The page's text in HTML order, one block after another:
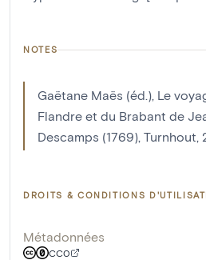
NOTES
Gaëtane Maës (éd.), Le
Flandre et du Brabant de
Descamps (1769), Turnhout,
DROITS & CONDITIONS
Métadonnées
CC0